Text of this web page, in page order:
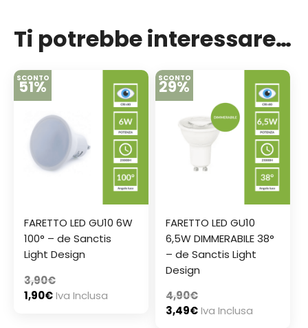
Ti potrebbe interessare…
SCONTO
51%
FARETTO LED GU10 6W
100° – de Sanctis
Light Design
3,90€
1,90€Iva Inclusa
SCONTO
29%
FARETTO LED GU10
6,5W DIMMERABILE 38°
– de Sanctis Light
Design
4,90€
3,49€Iva Inclusa